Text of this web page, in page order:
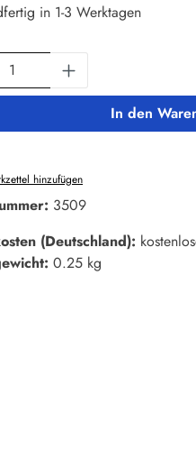
in 1-3 Werktagen
Anzahl: Gib den
In den
hinzufügen
3509
(Deutschland):
0.25 kg